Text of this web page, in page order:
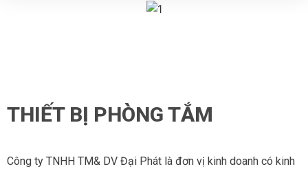
THIẾT BỊ PHÒNG TẮM
Công ty TNHH TM& DV Đại Phát là đơn vị kinh doanh có kinh